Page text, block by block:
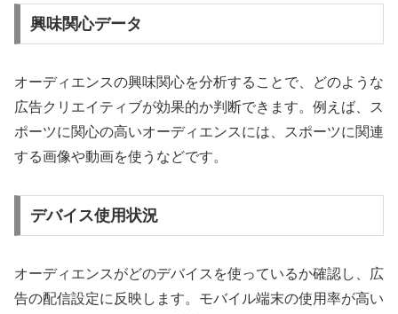
興味関心データ
オーディエンスの興味関心を分析することで、どのような
広告クリエイティブが効果的か判断できます。例えば、ス
ポーツに関心の高いオーディエンスには、スポーツに関連
する画像や動画を使うなどです。
デバイス使用状況
オーディエンスがどのデバイスを使っているか確認し、広
告の配信設定に反映します。モバイル端末の使用率が高い